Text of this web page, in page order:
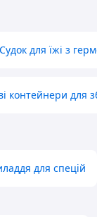
Судок для їжі з
контейнери для
для спецій